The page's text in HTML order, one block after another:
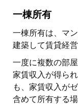
一棟所有
一棟所有は、マ
建築して賃貸経
一度に複数の部
家賃収入が得ら
も、家賃収入が
含めて所有する